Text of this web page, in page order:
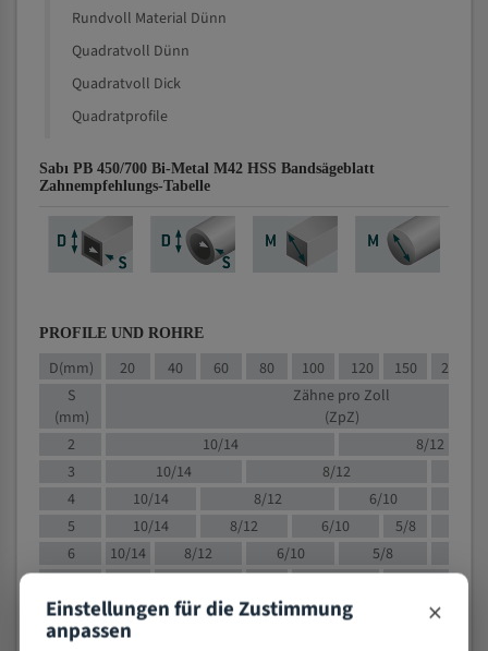
Rundvoll Material Dünn
Quadratvoll Dünn
Quadratvoll Dick
Quadratprofile
Sabı PB 450/700 Bi-Metal M42 HSS Bandsägeblatt
Zahnempfehlungs-Tabelle
PROFILE UND ROHRE
D(mm) 20 40 60 80 100 120 150 200
S
(mm)
Zähne pro Zoll
(ZpZ)
2
10/14
8/12
3
10/14 8/12
4
10/14 8/12 6/10
5
10/14 8/12 6/10
5/8
6
10/14 8/12 6/10
5/8
10
8/12 6/10 5/8
12
Einstellungen für die Zustimmung
anpassen ×